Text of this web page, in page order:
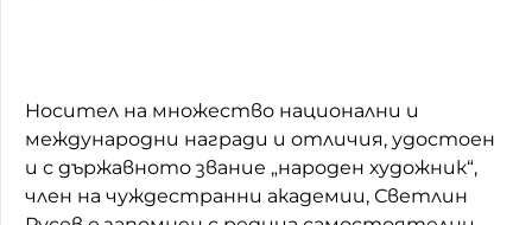
Носител на множество национални и
международни награди и отличия, удостоен
и с държавното звание „народен художник“,
член на чуждестранни академии, Светлин